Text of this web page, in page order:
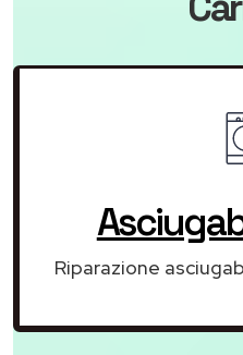
Riparazione